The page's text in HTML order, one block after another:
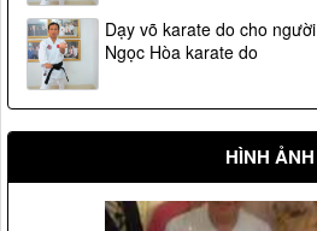
Dạy võ karate do cho
Ngọc Hòa karate do
HÌNH ẢNH
Vệ sỹ Võ Đường Ngọc Hòa bảo
Phạm Gia